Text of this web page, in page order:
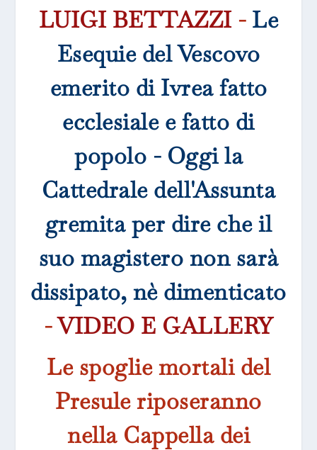
LUIGI BETTAZZI - Le
Esequie del Vescovo
emerito di Ivrea fatto
ecclesiale e fatto di
popolo - Oggi la
Cattedrale dell'Assunta
gremita per dire che il
suo magistero non sarà
dissipato, nè dimenticato
-VIDEO E GALLERY
Le spoglie mortali del
Presule riposeranno
nella Cappella dei